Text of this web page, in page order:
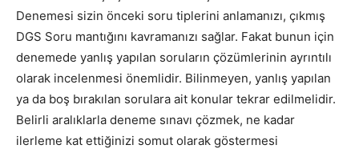
Denemesi sizin önceki soru tiplerini anlamanızı, çıkmış
DGS Soru mantığını kavramanızı sağlar. Fakat bunun için
denemede yanlış yapılan soruların çözümlerinin ayrıntılı
olarak incelenmesi önemlidir. Bilinmeyen, yanlış yapılan
ya da boş bırakılan sorulara ait konular tekrar edilmelidir.
Belirli aralıklarla deneme sınavı çözmek, ne kadar
ilerleme kat ettiğinizi somut olarak göstermesi